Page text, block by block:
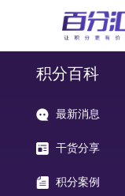
积分百科
最新消息
干货分享
积分案例